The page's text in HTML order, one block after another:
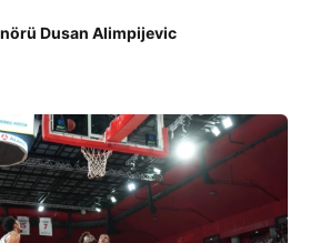
Dusan Alimpijevic